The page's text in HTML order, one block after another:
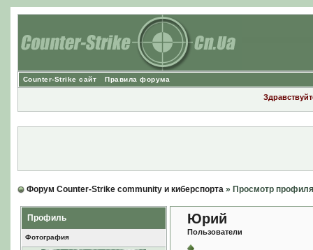
Counter-Strike сайт Правила форума
Форум Counter-Strike community и киберспорта» Просмотр профиля
Профиль
Фотография
Юрий
Пользователи